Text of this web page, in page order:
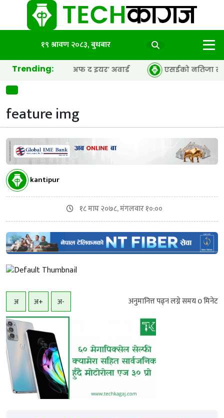
१९ श्रावण २०८३, बुधबार
Trending:
एजेन्सी अफ द इयर’ अवार्ड एसईको नतिजा सार्वजनिक,
feature img
kantipur
१८ माघ २०७८, मंगलवार १०:००
अ अ+ अ- अनुमानित्त पढ्न लग्ने समय0मिनेट